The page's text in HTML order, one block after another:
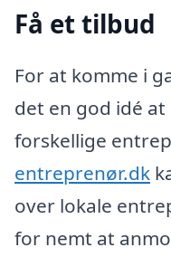
Få et tilbud
For at komme i
det en god idé
forskellige
entreprenør.dk
over lokale
for nemt at